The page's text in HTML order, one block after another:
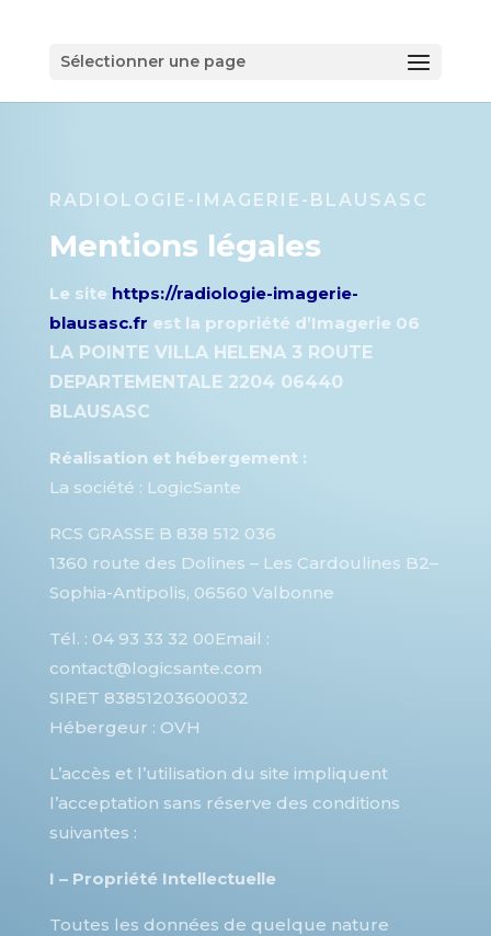
Sélectionner une page
RADIOLOGIE-IMAGERIE-BLAUSASC
Mentions légales
Le site https://radiologie-imagerie-
blausasc.fr est la propriété d’Imagerie 06
LA POINTE VILLA HELENA 3 ROUTE
DEPARTEMENTALE 2204 06440
BLAUSASC
Réalisation et hébergement :
La société : LogicSante
RCS GRASSE B 838 512 036
1360 route des Dolines – Les Cardoulines B2–
Sophia-Antipolis, 06560 Valbonne
Tél. : 04 93 33 32 00Email :
contact@logicsante.com
SIRET 83851203600032
Hébergeur : OVH
L’accès et l’utilisation du site impliquent
l’acceptation sans réserve des conditions
suivantes :
I – Propriété Intellectuelle
Toutes les données de quelque nature